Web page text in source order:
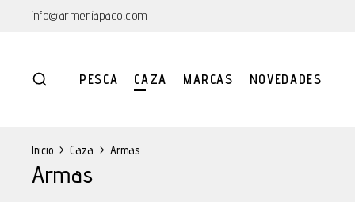
info@armeriapaco.com
PESCA CAZA MARCAS NOVEDADES
Inicio > Caza > Armas
Armas